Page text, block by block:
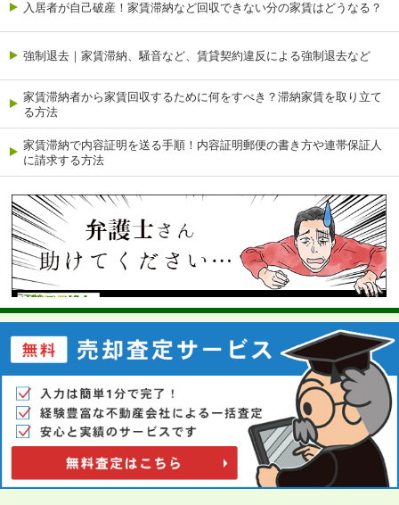
入居者が自己破産！家賃滞納など回収できない分の家賃はどうなる？
強制退去｜家賃滞納、騒音など、賃貸契約違反による強制退去など
家賃滞納者から家賃回収するために何をすべき？滞納家賃を取り立て
る方法
家賃滞納で内容証明を送る手順！内容証明郵便の書き方や連帯保証人
に請求する方法